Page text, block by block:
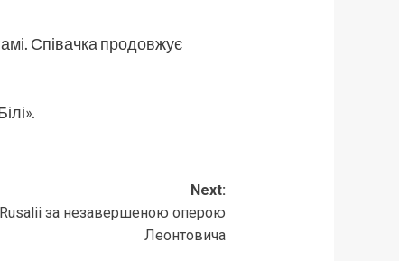
Співачка продовжує
Next:
Rusalii за незавершеною оперою
Леонтовича